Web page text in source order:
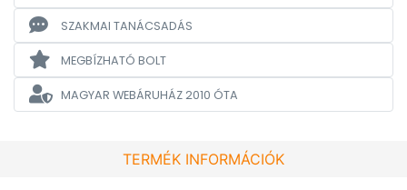
SZAKMAI TANÁCSADÁS
MEGBÍZHATÓ BOLT
MAGYAR WEBÁRUHÁZ2010 ÓTA
TERMÉK INFORMÁCIÓK